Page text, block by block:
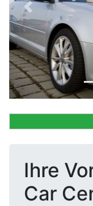
Previous
Ihre
Car